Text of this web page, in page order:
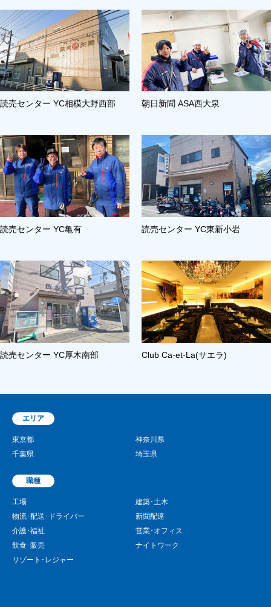
読売センター YC相模大野西部 朝日新聞 ASA西大泉
読売センター YC亀有 読売センター YC東新小岩
読売センター YC厚木南部 Club Ca-et-La(サエラ)
エリア
東京都
神奈川県
千葉県
埼玉県
職種
工場
建築･土木
物流･配送･ドライバー
新聞配達
介護･福祉
営業･オフィス
飲食･販売
ナイトワーク
リゾート･レジャー